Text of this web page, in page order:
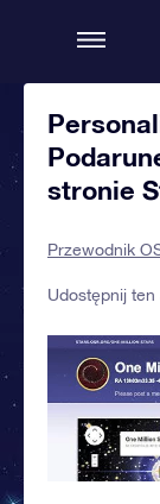
stronie
Przewodnik
Udostępnij ten